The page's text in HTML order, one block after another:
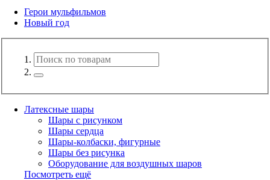
Герои мульфильмов
Новый год
Латексные шары
Шары с рисунком
Шары сердца
Шары-колбаски, фигурные
Шары без рисунка
Оборудование для воздушных шаров
Посмотреть ещё